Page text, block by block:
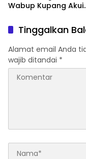
Wabup Kupang Akui
Bermasalah
Tinggalkan
Alamat email Anda
wajib ditandai *